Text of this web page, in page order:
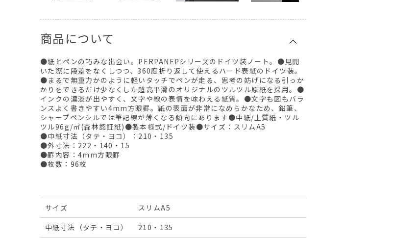
商品について
●紙とペンの巧みな出会い。PERPANEPシリーズのドイツ装ノート。●見開
いた際に段差をなくしつつ、360度折り返して使えるハード表紙のドイツ装。
●まるで無重力かのように軽いタッチでペンが走る、思考の妨げになる引っか
かりをできるだけ少なくした超高平滑のオリジナルのツルツル原紙を採用。●
インクの濃淡が出やすく、文字や線の表情を味わえる紙質。●文字も図もバラ
ンスよく書きやすい4mm方眼罫。紙の表面が非常になめらかなため、鉛筆、
シャープペンシルでは筆記線が薄くなる傾向にあります●中紙/上質紙・ツル
ツル96g/㎡(森林認証紙)●製本様式/ドイツ装●サイズ：スリムA5
●中紙寸法（タテ・ヨコ）：210・135
●外寸法：222・140・15
●罫内容：4mm方眼罫
●枚数：96枚
サイズ
スリムA5
中紙寸法（タテ・ヨコ）
210・135